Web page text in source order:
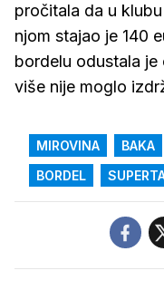
pročitala da u
njom stajao je 140
bordelu odustala
više nije moglo
MIROVINA BAKA
BORDEL